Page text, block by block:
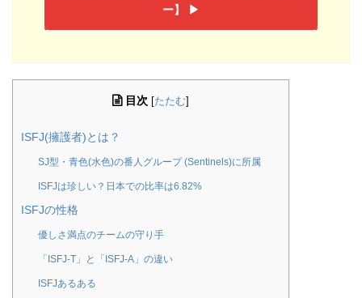
ー】 ▶︎
目次 [たたむ]
ISFJ(擁護者)とは？
SJ型・青色(水色)の番人グループ (Sentinels)に所属
ISFJは珍しい？日本での比率は6.82%
ISFJの性格
優しさ満点のチームの守り手
「ISFJ-T」と「ISFJ-A」の違い
ISFJあるある